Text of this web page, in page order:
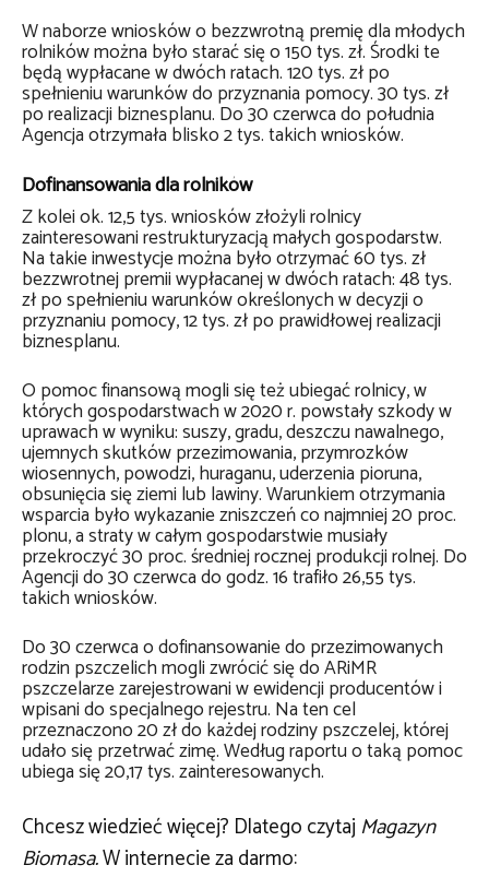
W naborze wniosków o bezzwrotną premię dla młodych
rolników można było starać się o 150 tys. zł. Środki te
będą wypłacane w dwóch ratach. 120 tys. zł po
spełnieniu warunków do przyznania pomocy. 30 tys. zł
po realizacji biznesplanu. Do 30 czerwca do południa
Agencja otrzymała blisko 2 tys. takich wniosków.
Dofinansowania dla rolników
Z kolei ok. 12,5 tys. wniosków złożyli rolnicy
zainteresowani restrukturyzacją małych gospodarstw.
Na takie inwestycje można było otrzymać 60 tys. zł
bezzwrotnej premii wypłacanej w dwóch ratach: 48 tys.
zł po spełnieniu warunków określonych w decyzji o
przyznaniu pomocy, 12 tys. zł po prawidłowej realizacji
biznesplanu.
O pomoc finansową mogli się też ubiegać rolnicy, w
których gospodarstwach w 2020 r. powstały szkody w
uprawach w wyniku: suszy, gradu, deszczu nawalnego,
ujemnych skutków przezimowania, przymrozków
wiosennych, powodzi, huraganu, uderzenia pioruna,
obsunięcia się ziemi lub lawiny. Warunkiem otrzymania
wsparcia było wykazanie zniszczeń co najmniej 20 proc.
plonu, a straty w całym gospodarstwie musiały
przekroczyć 30 proc. średniej rocznej produkcji rolnej. Do
Agencji do 30 czerwca do godz. 16 trafiło 26,55 tys.
takich wniosków.
Do 30 czerwca o dofinansowanie do przezimowanych
rodzin pszczelich mogli zwrócić się do ARiMR
pszczelarze zarejestrowani w ewidencji producentów i
wpisani do specjalnego rejestru. Na ten cel
przeznaczono 20 zł do każdej rodziny pszczelej, której
udało się przetrwać zimę. Według raportu o taką pomoc
ubiega się 20,17 tys. zainteresowanych.
Chcesz wiedzieć więcej? Dlatego czytajMagazyn
Biomasa.W internecie za darmo: